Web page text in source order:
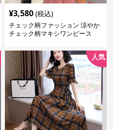
¥3,580 (税込)
チェック柄ファッション 涼やか
チェック柄マキシワンピース
人気